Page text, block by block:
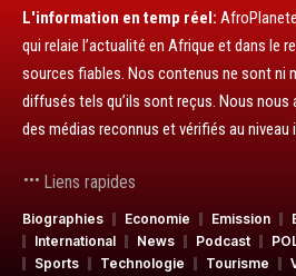
L'information en temp réel:
qui relaie l’actualité en Afrique et dans le
sources fiables. Nos contenus ne sont ni
diffusés tels qu’ils sont reçus. Nous
des médias reconnus et vérifiés au niveau
Liens rapides
Biographies Economie Emission
International
News Podcast
Sports
Technologie Tourisme